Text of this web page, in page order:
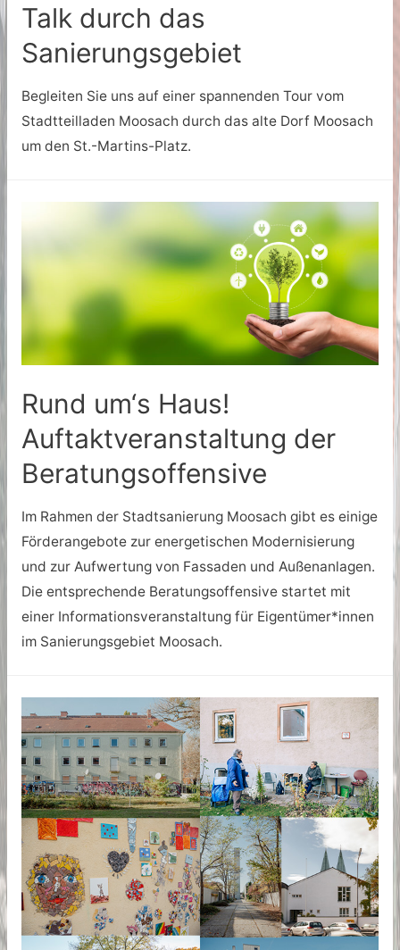
Talk durch das
Sanierungsgebiet
Begleiten Sie uns auf einer spannenden Tour vom
Stadtteilladen Moosach durch das alte Dorf Moosach
um den St.-Martins-Platz.
Rund um‘s Haus!
Auftaktveranstaltung der
Beratungsoffensive
Im Rahmen der Stadtsanierung Moosach gibt es einige
Förderangebote zur energetischen Modernisierung
und zur Aufwertung von Fassaden und Außenanlagen.
Die entsprechende Beratungsoffensive startet mit
einer Informationsveranstaltung für Eigentümer*innen
im Sanierungsgebiet Moosach.